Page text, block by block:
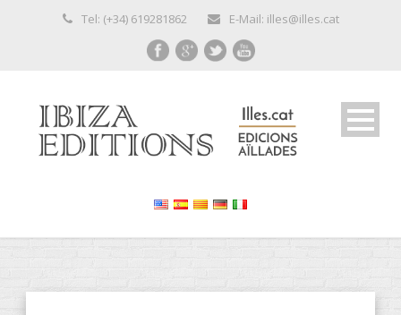
Tel: (+34) 619281862 E-Mail: illes@illes.cat